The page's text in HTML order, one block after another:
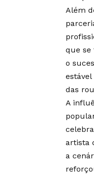
Além
que se
o
das
A
artista
a